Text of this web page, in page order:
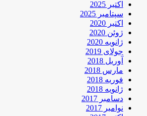
اکتبر 2025
سپتامبر 2025
اکتبر 2020
ژوئن 2020
ژانویه 2020
جولای 2019
آوریل 2018
مارس 2018
فوریه 2018
ژانویه 2018
دسامبر 2017
نوامبر 2017